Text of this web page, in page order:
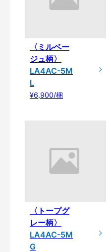
〈ミルベー
ジュ柄〉
LA4AC-5M
L
¥6,900/梱
〈トープグ
レー柄〉
LA4AC-5M
G